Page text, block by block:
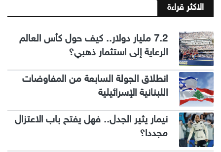
الاكثر قراءة
7.2 مليار دولار.. كيف حول كأس العالم
الرعاية إلى استثمار ذهبي؟
انطلاق الجولة السابعة من المفاوضات
اللبنانية الإسرائيلية
نيمار يثير الجدل.. فهل يفتح باب الاعتزال
مجددا؟